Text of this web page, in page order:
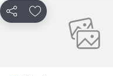
PartagerAjouter à mes